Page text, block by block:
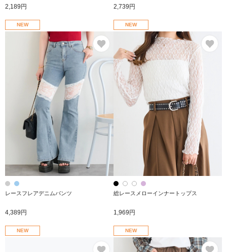
2,189円 2,739円
NEW
レースフレアデニムパンツ
4,389円
NEW
総レースメローインナートップス
1,969円
NEW
お気に入り
NEW